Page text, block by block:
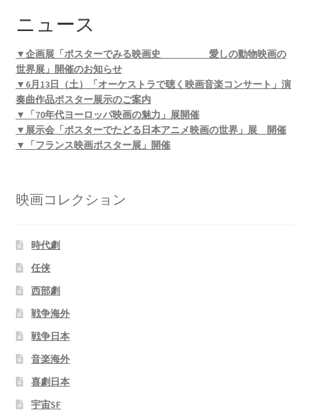
ニュース
▼企画展「ポスターでみる映画史 愛しの動物映画の
世界展」開催のお知らせ
▼6月13日（土）「オーケストラで聴く映画音楽コンサート」演
奏曲作品ポスター展示のご案内
▼「70年代ヨーロッパ映画の魅力」展開催
▼展示会「ポスターでたどる日本アニメ映画の世界」展 開催
▼「フランス映画ポスター展」開催
映画コレクション
時代劇
任侠
西部劇
戦争海外
戦争日本
音楽海外
喜劇日本
宇宙SF